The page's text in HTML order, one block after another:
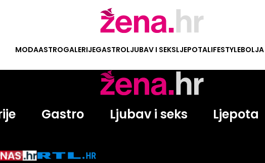
MODAASTROGALERIJEGASTROLJUBAV I SEKSLJEPOTALIFESTYLE
Gastro Ljubav i seks Ljepota